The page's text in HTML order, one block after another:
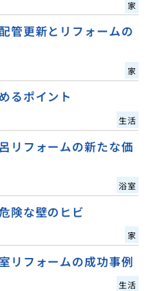
家
管更新とリフォームの
家
るポイント
生活
リフォームの新たな価
浴室
険な壁のヒビ
家
リフォームの成功事例
生活